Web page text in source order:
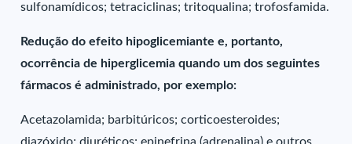
sulfonamídicos; tetraciclinas; tritoqualina; trofosfamida.
Redução do efeito hipoglicemiante e, portanto,
ocorrência de hiperglicemia quando um dos seguintes
fármacos é administrado, por exemplo:
Acetazolamida; barbitúricos; corticoesteroides;